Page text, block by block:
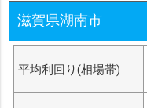
滋賀県湖南市
平均利回り(相場帯)